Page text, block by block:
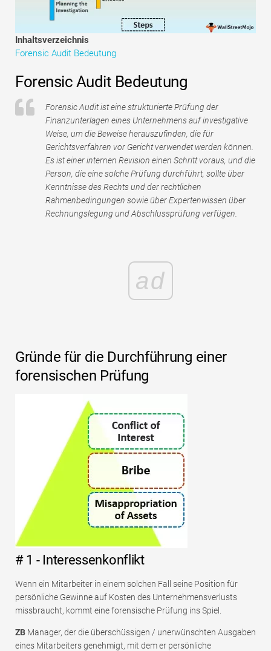
Tutorials zur Finanzmodellierung
Vollständige Form
Inhaltsverzeichnis
Forensic Audit Bedeutung
Forensic Audit Bedeutung
Forensic Audit ist eine strukturierte Prüfung der
Finanzunterlagen eines Unternehmens auf investigative
Weise, um die Beweise herauszufinden, die für
Gerichtsverfahren vor Gericht verwendet werden können.
Es ist einer internen Revision einen Schritt voraus, und die
Person, die eine solche Prüfung durchführt, sollte über
Kenntnisse des Rechts und der rechtlichen
Rahmenbedingungen sowie über Expertenwissen über
Rechnungslegung und Abschlussprüfung verfügen.
ad
Gründe für die Durchführung einer
forensischen Prüfung
# 1 - Interessenkonflikt
Wenn ein Mitarbeiter in einem solchen Fall seine Position für
persönliche Gewinne auf Kosten des Unternehmensverlusts
missbraucht, kommt eine forensische Prüfung ins Spiel.
ZB Manager, der die überschüssigen / unerwünschten Ausgaben
eines Mitarbeiters genehmigt, mit dem er persönliche